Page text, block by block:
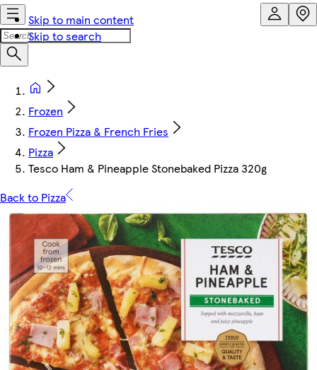
Skip to main content
Skip to search
Frozen
Frozen Pizza & French Fries
Pizza
Tesco Ham & Pineapple Stonebaked Pizza 320g
Back to Pizza